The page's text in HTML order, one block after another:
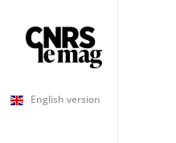
English version